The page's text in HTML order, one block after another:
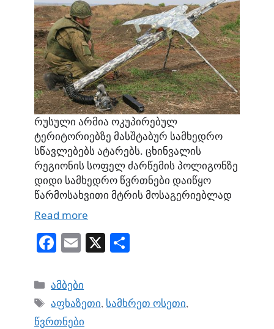
რუსული არმია ოკუპირებულ
ტერიტორიებზე მასშტაბურ სამხედრო
სწავლებებს ატარებს. ცხინვალის
რეგიონის სოფელ ძარწემის პოლიგონზე
დიდი სამხედრო წვრთნები დაიწყო
წარმოსახვითი მტრის მოსაგერიებლად
Read more
Fa
bo
ok
E
ail
X
Categories
ამბები
Tags
აფხაზეთი, სამხრეთ ოსეთი,
წვრთნები